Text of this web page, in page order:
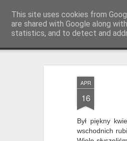
APR
16
Był piękny
wschodnich
This site uses cookies from
are shared with Google along
statistics, and to detect and
wyprawypodróże,